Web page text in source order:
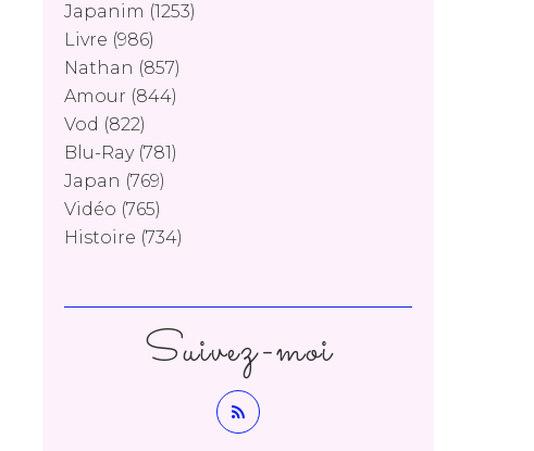
Japanim (1253)
Livre (986)
Nathan (857)
Amour (844)
Vod (822)
Blu-Ray(781)
Japan (769)
Vidéo (765)
Histoire (734)
Suivez-moi